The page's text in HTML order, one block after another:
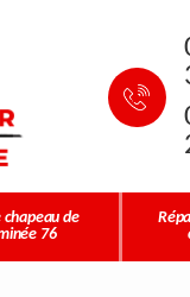
chapeau de
76